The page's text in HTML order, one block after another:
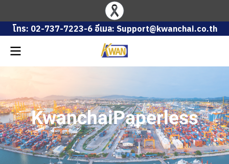
โทร: 02-737-7223-6 อีเมล: Support@kwanchai.co.th
KwanchaiPaperless